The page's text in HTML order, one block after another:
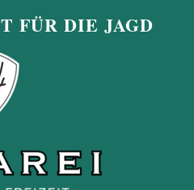
FÜR DIE JAGD